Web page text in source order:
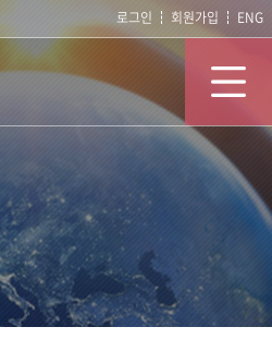
로그인 회원가입 ENG